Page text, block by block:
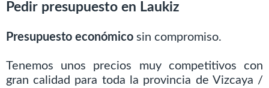
Pedir presupuesto en Laukiz
Presupuesto económicosin compromiso.
Tenemos unos precios muy competitivos con
gran calidad para toda la provincia de Vizcaya /